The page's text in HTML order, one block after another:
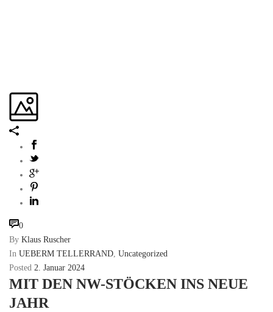
0
By Klaus Ruscher
In UEBERM TELLERRAND, Uncategorized
Posted 2. Januar 2024
MIT DEN NW-STÖCKEN INS NEUE
JAHR